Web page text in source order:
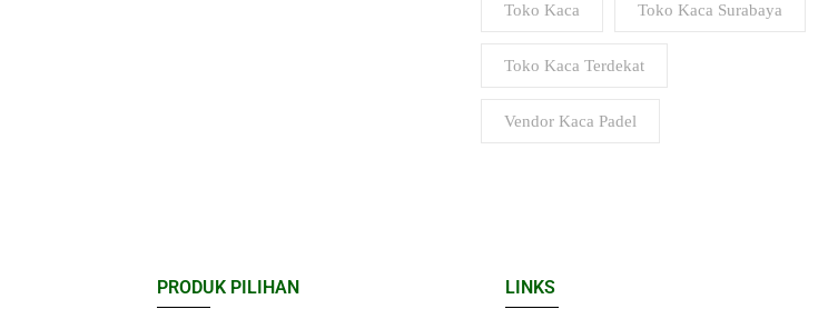
Toko Kaca Toko Kaca Surabaya
Toko Kaca Terdekat
Vendor Kaca Padel
PRODUK PILIHAN LINKS